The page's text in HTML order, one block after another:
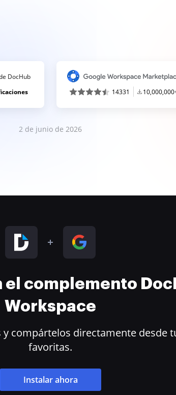
DocHub
14331
2 de junio de 2026
complemento
Workspace
compártelos directamente desde
favoritas.
Instalar ahora